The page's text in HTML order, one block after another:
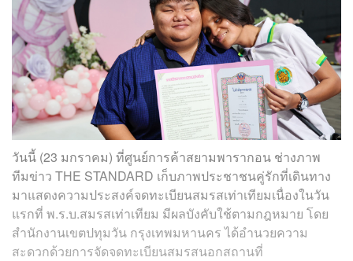
วันนี้ (23 มกราคม) ที่ศูนย์การค้าสยามพารากอน ช่างภาพ
ทีมข่าว THE STANDARD เก็บภาพประชาชนคู่รักที่เดินทาง
มาแสดงความประสงค์จดทะเบียนสมรสเท่าเทียมเนื่องในวัน
แรกที่ พ.ร.บ.สมรสเท่าเทียม มีผลบังคับใช้ตามกฎหมาย โดย
สำนักงานเขตปทุมวัน กรุงเทพมหานคร ได้อำนวยความ
สะดวกด้วยการจัดจดทะเบียนสมรสนอกสถานที่